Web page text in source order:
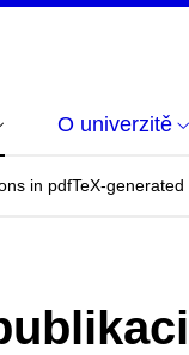
O univerzitě
in pdfTeX-generated